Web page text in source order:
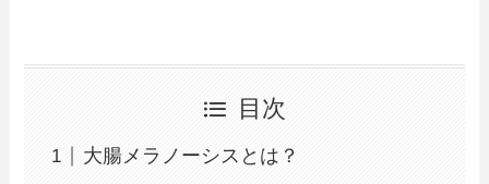
目次
大腸メラノーシスとは？